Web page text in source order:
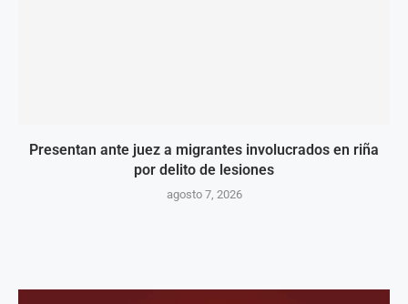
Presentan ante juez a migrantes involucrados en riña
por delito de lesiones
agosto 7, 2026